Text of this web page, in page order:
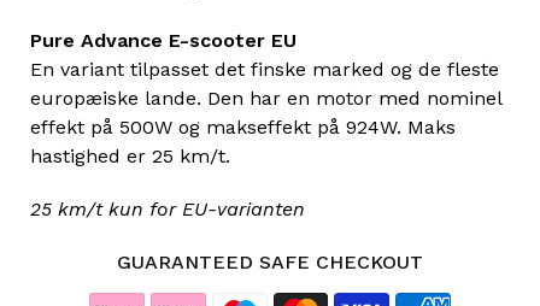
Pure Advance E-scooter EU
En variant tilpasset det finske marked og de fleste
europæiske lande. Den har en motor med nominel
effekt på 500W og makseffekt på 924W. Maks
hastighed er 25 km/t.
25 km/t kun for EU-varianten
GUARANTEED SAFE CHECKOUT